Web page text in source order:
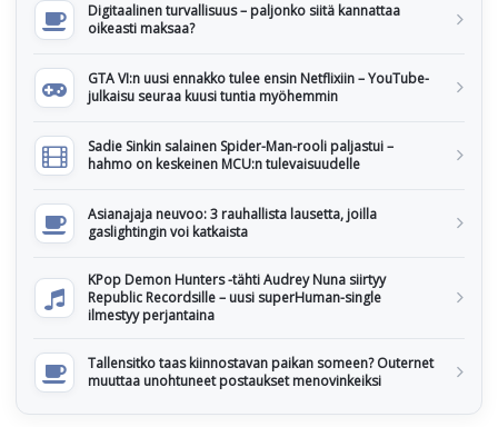
Digitaalinen turvallisuus – paljonko siitä kannattaa
oikeasti maksaa?
GTA VI:n uusi ennakko tulee ensin Netflixiin – YouTube-
julkaisu seuraa kuusi tuntia myöhemmin
Sadie Sinkin salainen Spider-Man-rooli paljastui –
hahmo on keskeinen MCU:n tulevaisuudelle
Asianajaja neuvoo: 3 rauhallista lausetta, joilla
gaslightingin voi katkaista
KPop Demon Hunters -tähti Audrey Nuna siirtyy
Republic Recordsille – uusi superHuman-single
ilmestyy perjantaina
Tallensitko taas kiinnostavan paikan someen? Outernet
muuttaa unohtuneet postaukset menovinkeiksi